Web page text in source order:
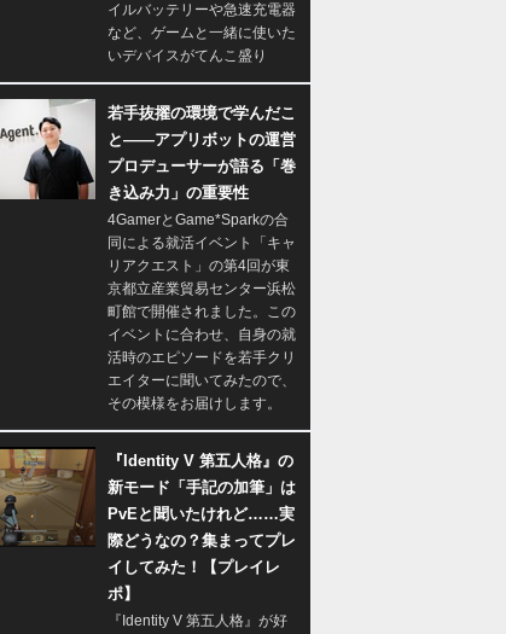
イルバッテリーや急速充電器
など、ゲームと一緒に使いた
いデバイスがてんこ盛り
若手抜擢の環境で学んだこ
と――アプリボットの運営
プロデューサーが語る「巻
き込み力」の重要性
4GamerとGame*Sparkの合
同による就活イベント「キャ
リアクエスト」の第4回が東
京都立産業貿易センター浜松
町館で開催されました。この
イベントに合わせ、自身の就
活時のエピソードを若手クリ
エイターに聞いてみたので、
その模様をお届けします。
『Identity V 第五人格』の
新モード「手記の加筆」は
PvEと聞いたけれど……実
際どうなの？集まってプレ
イしてみた！【プレイレ
ポ】
『Identity V 第五人格』が好